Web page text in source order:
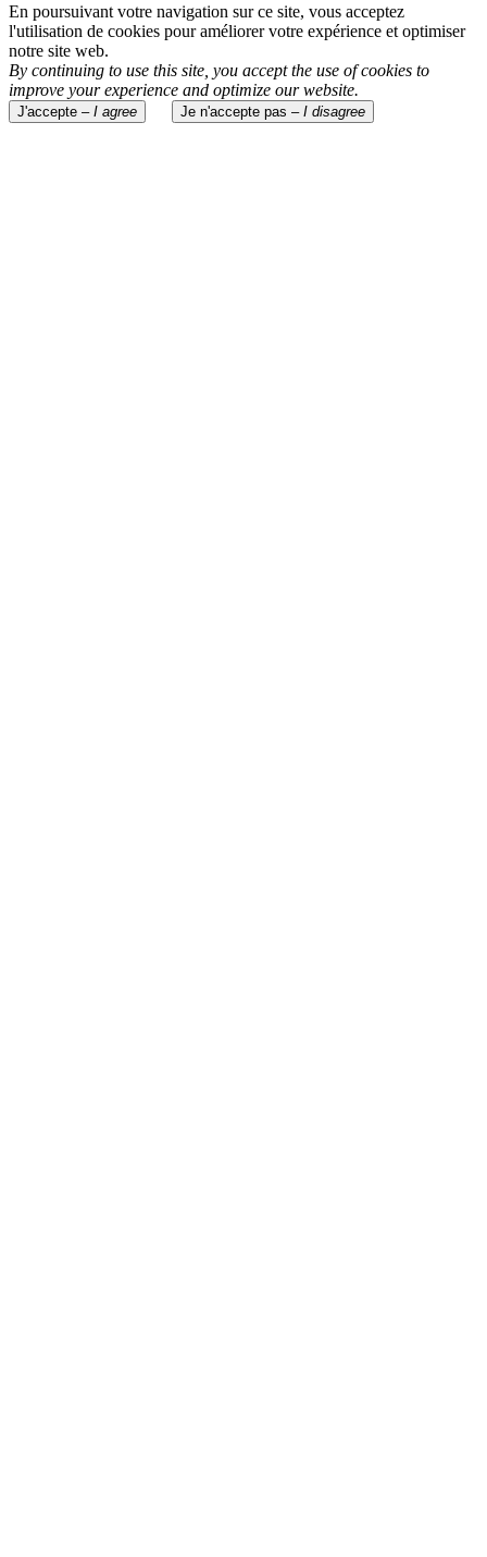
En poursuivant votre navigation sur ce site, vous acceptez
l'utilisation de cookies pour améliorer votre expérience et optimiser
notre site web.
By continuing to use this site, you accept the use of cookies to
improve your experience and optimize our website.
J'accepte – I agree Je n'accepte pas – I disagree